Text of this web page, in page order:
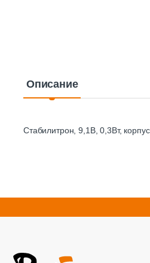
Описание
Стабилитрон, 9,1В, 0,3Вт,